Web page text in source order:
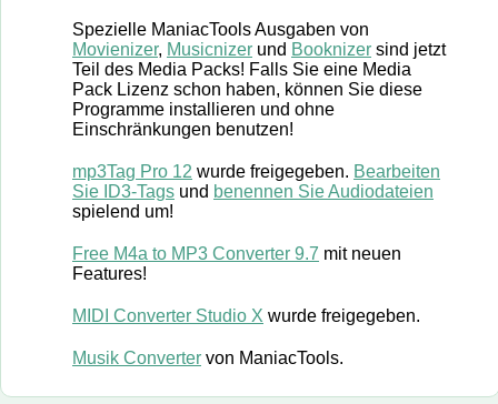
Spezielle ManiacTools Ausgaben von
Movienizer, Musicnizer und Booknizer sind jetzt
Teil des Media Packs! Falls Sie eine Media
Pack Lizenz schon haben, können Sie diese
Programme installieren und ohne
Einschränkungen benutzen!
mp3Tag Pro 12 wurde freigegeben. Bearbeiten
Sie ID3-Tags und benennen Sie Audiodateien
spielend um!
Free M4a to MP3 Converter 9.7 mit neuen
Features!
MIDI Converter Studio X wurde freigegeben.
Musik Converter von ManiacTools.